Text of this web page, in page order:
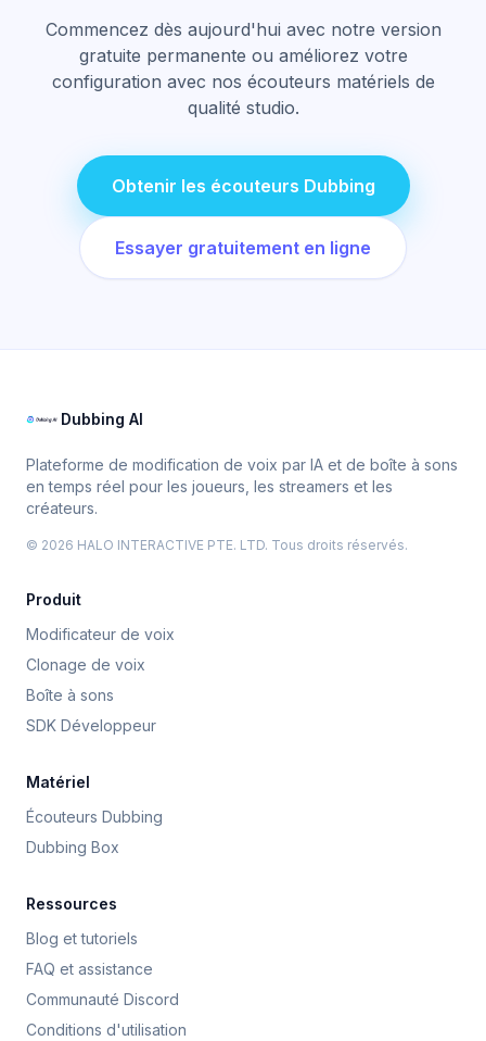
Commencez dès aujourd'hui avec notre version
gratuite permanente ou améliorez votre
configuration avec nos écouteurs matériels de
qualité studio.
Obtenir les écouteurs Dubbing
Essayer gratuitement en ligne
Dubbing AI
Plateforme de modification de voix par IA et de boîte à sons
en temps réel pour les joueurs, les streamers et les
créateurs.
© 2026 HALO INTERACTIVE PTE. LTD. Tous droits réservés.
Produit
Modificateur de voix
Clonage de voix
Boîte à sons
SDK Développeur
Matériel
Écouteurs Dubbing
Dubbing Box
Ressources
Blog et tutoriels
FAQ et assistance
Communauté Discord
Conditions d'utilisation